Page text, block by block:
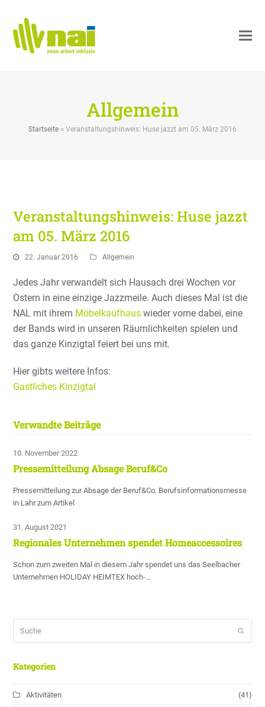
Allgemein
Startseite » Veranstaltungshinweis: Huse jazzt am 05. März 2016
Veranstaltungshinweis: Huse jazzt
am 05. März 2016
22. Januar 2016 Allgemein
Jedes Jahr verwan­delt sich Hausach drei Wochen vor
Ostern in eine einzige Jazzmeile. Auch dieses Mal ist die
NAL mit ihrem Möbel­kauf­haus wieder vorne dabei, eine
der Bands wird in unseren Räumlich­keiten spielen und
das ganze Kinzigtal feiert bei uns mit.
Hier gibts weitere Infos:
Gastli­ches Kinzigtal
Verwandte Beiträge
10. November 2022
Pressemitteilung Absage Beruf&Co
Pressemitteilung zur Absage der Beruf&Co. Berufsinformationsmesse
in Lahr zum Artikel
31. August 2021
Regionales Unternehmen spendet Homeaccessoires
Schon zum zweiten Mal in diesem Jahr spendet uns das Seelbacher
Unternehmen HOLIDAY HEIMTEX hoch-…
Kategorien
Aktivitäten (41)